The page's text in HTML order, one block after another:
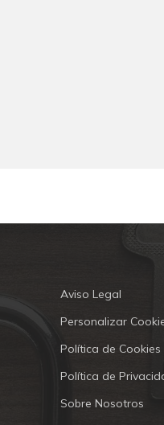
Aviso Legal
Personalizar
Política de Cookies
Política de
Sobre Nosotros